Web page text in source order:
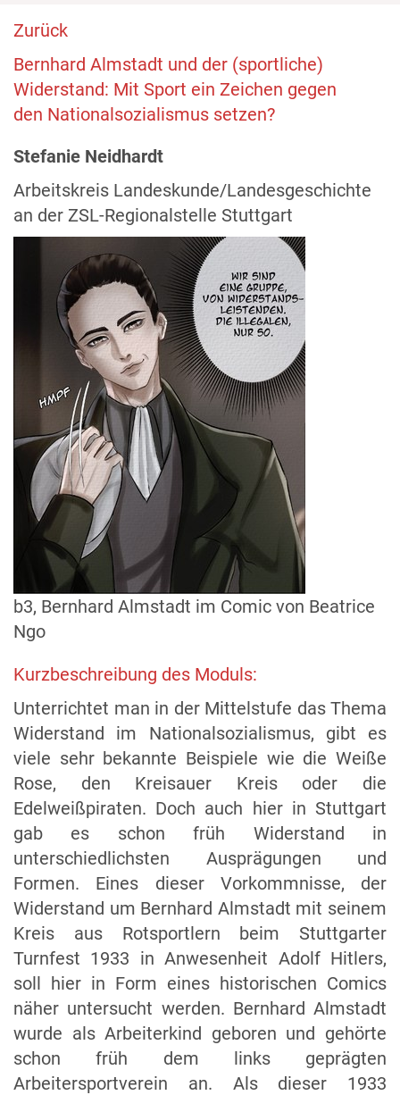
Zurück
Bernhard Almstadt und der (sportliche)
Widerstand: Mit Sport ein Zeichen gegen
den Nationalsozialismus setzen?
Stefanie Neidhardt
Arbeitskreis Landeskunde/Landesgeschichte
an der ZSL-Regionalstelle Stuttgart
b3, Bernhard Almstadt im Comic von Beatrice
Ngo
Kurzbeschreibung des Moduls:
Unterrichtet man in der Mittelstufe das Thema
Widerstand im Nationalsozialismus, gibt es
viele sehr bekannte Beispiele wie die Weiße
Rose, den Kreisauer Kreis oder die
Edelweißpiraten. Doch auch hier in Stuttgart
gab es schon früh Widerstand in
unterschiedlichsten Ausprägungen und
Formen. Eines dieser Vorkommnisse, der
Widerstand um Bernhard Almstadt mit seinem
Kreis aus Rotsportlern beim Stuttgarter
Turnfest 1933 in Anwesenheit Adolf Hitlers,
soll hier in Form eines historischen Comics
näher untersucht werden. Bernhard Almstadt
wurde als Arbeiterkind geboren und gehörte
schon früh dem links geprägten
Arbeitersportverein an. Als dieser 1933